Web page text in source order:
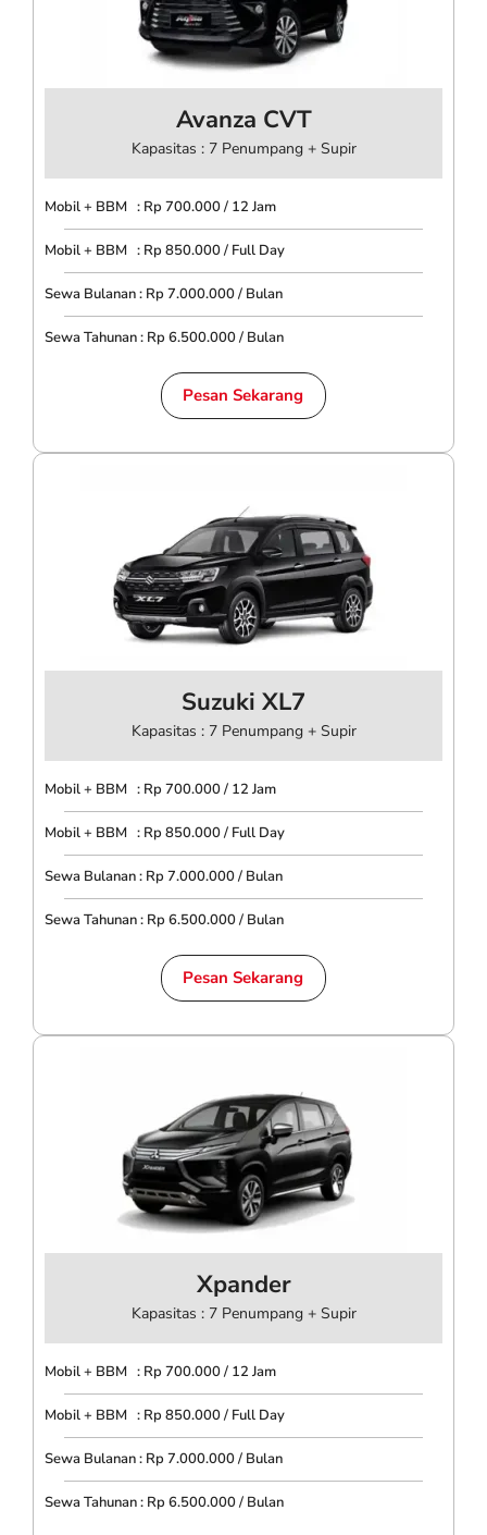
Avanza CVT
Kapasitas : 7 Penumpang + Supir
Mobil + BBM : Rp 700.000 / 12 Jam
Mobil + BBM : Rp 850.000 / Full Day
Sewa Bulanan : Rp 7.000.000 / Bulan
Sewa Tahunan : Rp 6.500.000 / Bulan
Pesan Sekarang
Suzuki XL7
Kapasitas : 7 Penumpang + Supir
Mobil + BBM : Rp 700.000 / 12 Jam
Mobil + BBM : Rp 850.000 / Full Day
Sewa Bulanan : Rp 7.000.000 / Bulan
Sewa Tahunan : Rp 6.500.000 / Bulan
Pesan Sekarang
Xpander
Kapasitas : 7 Penumpang + Supir
Mobil + BBM : Rp 700.000 / 12 Jam
Mobil + BBM : Rp 850.000 / Full Day
Sewa Bulanan : Rp 7.000.000 / Bulan
Sewa Tahunan : Rp 6.500.000 / Bulan